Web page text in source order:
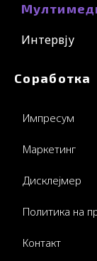
Интервју
Соработка
Импресум
Маркетинг
Дисклејмер
Политика на
Контакт